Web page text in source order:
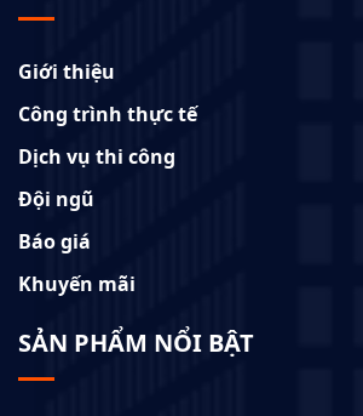
Giới thiệu
Công trình thực tế
Dịch vụ thi công
Đội ngũ
Báo giá
Khuyến mãi
SẢN PHẨM NỔI BẬT